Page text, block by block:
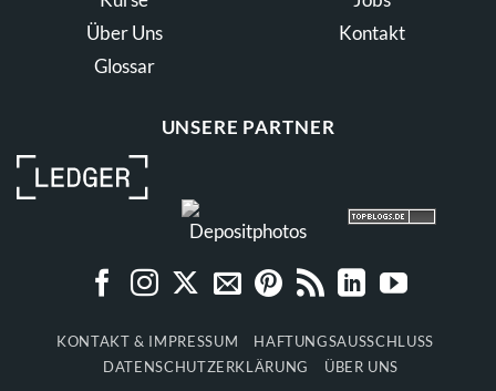
Über Uns
Glossar
Kontakt
UNSERE PARTNER
KONTAKT & IMPRESSUM
HAFTUNGSAUSSCHLUSS
DATENSCHUTZERKLÄRUNG
ÜBER UNS